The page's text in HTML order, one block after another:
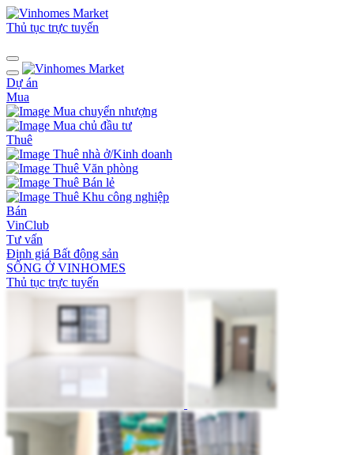
Thủ tục trực tuyến
Dự án
Mua
Mua chuyển nhượng
Mua chủ đầu tư
Thuê
Thuê nhà ở/Kinh doanh
Thuê Văn phòng
Thuê Bán lẻ
Thuê Khu công nghiệp
Bán
VinClub
Tư vấn
Định giá Bất động sản
SỐNG Ở VINHOMES
Thủ tục trực tuyến